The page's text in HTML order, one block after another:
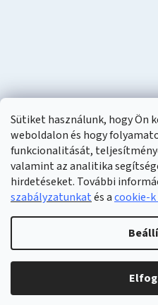
Sütiket használunk, hogy Ön
weboldalon és hogy
funkcionalitását,
valamint az analitika
hirdetéseket. További
szabályzatunkatés acookie-